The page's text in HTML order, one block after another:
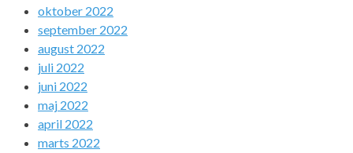
oktober 2022
september 2022
august 2022
juli 2022
juni 2022
maj 2022
april 2022
marts 2022